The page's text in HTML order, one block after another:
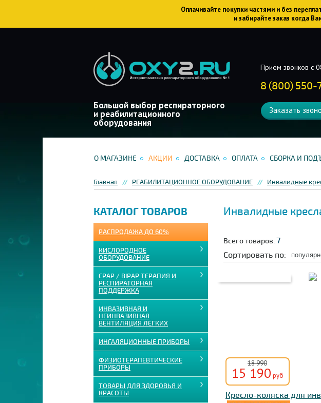
Оплачивайте покупки частями и без
и забирайте заказ когда
Большой выбор респираторного
и реабилитационного
оборудования
Приём звонков с
8 (800) 550-
Заказать
О МАГАЗИНЕ АКЦИИ ДОСТАВКА ОПЛАТА СБОРКА И
Главная РЕАБИЛИТАЦИОННОЕ ОБОРУДОВАНИЕ Инвалидные
КАТАЛОГ ТОВАРОВ
РАСПРОДАЖА ДО 60%
КИСЛОРОДНОЕ
ОБОРУДОВАНИЕ
CPAP / BIPAP ТЕРАПИЯ И
РЕСПИРАТОРНАЯ
ПОДДЕРЖКА
ИНВАЗИВНАЯ И
НЕИНВАЗИВНАЯ
ВЕНТИЛЯЦИЯ ЛЁГКИХ
ИНГАЛЯЦИОННЫЕ ПРИБОРЫ
ФИЗИОТЕРАПЕВТИЧЕСКИЕ
ПРИБОРЫ
ТОВАРЫ ДЛЯ ЗДОРОВЬЯ И
КРАСОТЫ
Инвалидные
Всего товаров:7
Сортировать по:
18 990
15 190 руб
Кресло-коляска для